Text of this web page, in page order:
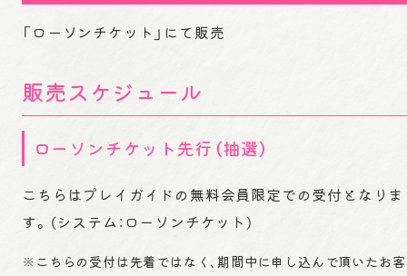
「ローソンチケット」にて販売
販売スケジュール
ローソンチケット先行（抽選）
こちらはプレイガイドの無料会員限定での受付となりま
す。（システム：ローソンチケット）
※こちらの受付は先着ではなく、期間中に申し込んで頂いたお客